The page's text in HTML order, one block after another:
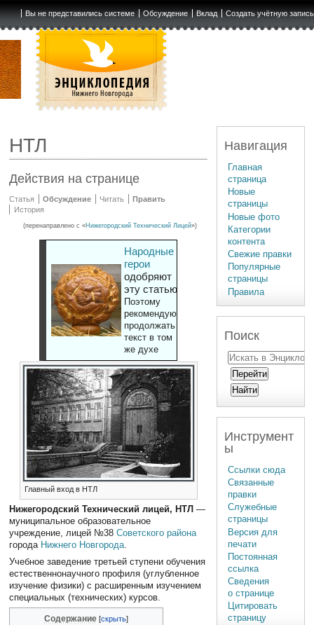
Вы не представились системе Обсуждение Вклад Создать учётную запись
НТЛ
Действия на странице
Статья Обсуждение Читать
Править
История
(перенаправлено с «Нижегородский Технический Лицей»)
Народные
герои
одобряют
эту статью
Поэтому
рекомендуют
продолжать
текст в том
же духе
Главный вход в НТЛ
Нижегородский Технический лицей, НТЛ —
муниципальное образовательное
учреждение, лицей №38Советского района
города Нижнего Новгорода.
Учебное заведение третьей ступени обучения
естественнонаучного профиля (углубленное
изучение физики) с расширенным изучением
специальных (технических) курсов.
Содержание
Навигация
Главная
страница
Новые
страницы
Новые фото
Категории
контента
Свежие правки
Популярные
страницы
Правила
Поиск
Инструмент
ы
Ссылки сюда
Связанные
правки
Служебные
страницы
Версия для
печати
Постоянная
ссылка
Сведения
о странице
Цитировать
страницу